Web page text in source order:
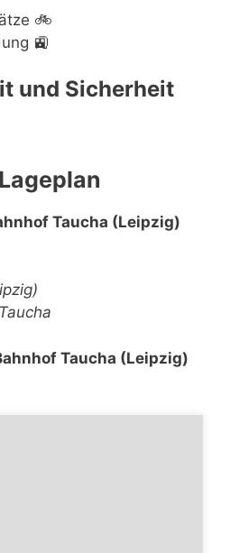
🚲
🚉
und Sicherheit
Taucha (Leipzig)
Taucha (Leipzig)